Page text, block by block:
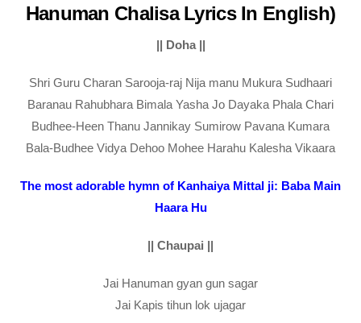
Hanuman Chalisa Lyrics In English)
|| Doha ||
Shri Guru Charan Sarooja-raj Nija manu Mukura Sudhaari
Baranau Rahubhara Bimala Yasha Jo Dayaka Phala Chari
Budhee-Heen Thanu Jannikay Sumirow Pavana Kumara
Bala-Budhee Vidya Dehoo Mohee Harahu Kalesha Vikaara
The most adorable hymn of Kanhaiya Mittal ji: Baba Main
Haara Hu
|| Chaupai ||
Jai Hanuman gyan gun sagar
Jai Kapis tihun lok ujagar